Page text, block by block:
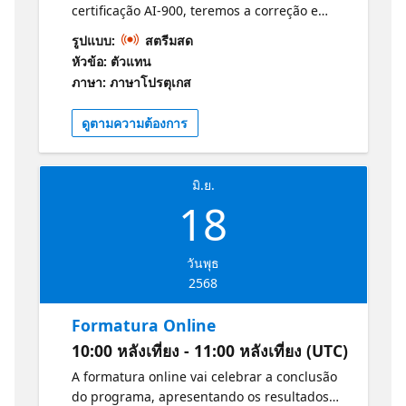
certificação AI-900, teremos a correção e
comentários dos instrutores das principais
questões. Isso vai te ajudar a identificar
áreas de melhoria e se preparar melhor para
o exame. Você será apoiada e motivada a
alcançar seu objetivo de certificação.
Informações e Guia de Estudos para o
Exame: Conceitos básicos da IA do Azure
รูปแบบ:
สตรีมสด
หัวข้อ: ตัวแทน
ภาษา: ภาษาโปรตุเกส
ดูตามความต้องการ
มิ.ย.
18
วันพุธ
2568
Formatura Online
10:00 หลังเที่ยง - 11:00 หลังเที่ยง (UTC)
A formatura online vai celebrar a conclusão
do programa, apresentando os resultados